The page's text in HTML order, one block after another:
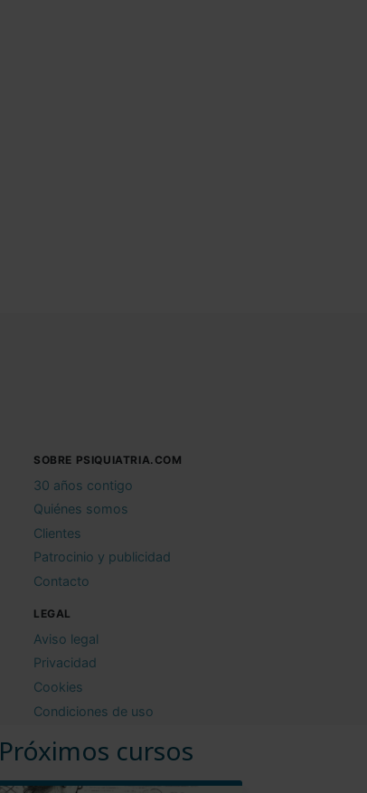
Próximos cursos
SOBRE PSIQUIATRIA.COM
30 años contigo
Quiénes somos
Clientes
Patrocinio y publicidad
Contacto
LEGAL
Aviso legal
Privacidad
Cookies
Condiciones de uso